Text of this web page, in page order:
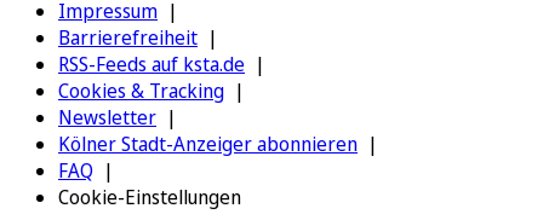
Impressum
Barrierefreiheit
RSS-Feeds auf ksta.de
Cookies & Tracking
Newsletter
Kölner Stadt-Anzeiger abonnieren
FAQ
Cookie-Einstellungen